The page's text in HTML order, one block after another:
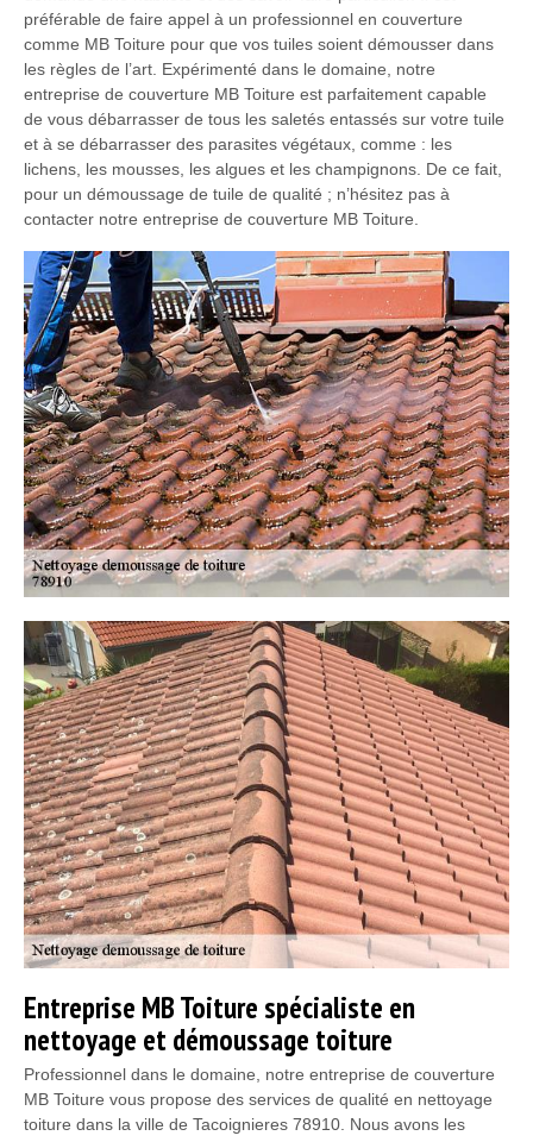
préférable de faire appel à un professionnel en couverture
comme MB Toiture pour que vos tuiles soient démousser dans
les règles de l’art. Expérimenté dans le domaine, notre
entreprise de couverture MB Toiture est parfaitement capable
de vous débarrasser de tous les saletés entassés sur votre tuile
et à se débarrasser des parasites végétaux, comme : les
lichens, les mousses, les algues et les champignons. De ce fait,
pour un démoussage de tuile de qualité ; n’hésitez pas à
contacter notre entreprise de couverture MB Toiture.
Entreprise MB Toiture spécialiste en
nettoyage et démoussage toiture
Professionnel dans le domaine, notre entreprise de couverture
MB Toiture vous propose des services de qualité en nettoyage
toiture dans la ville de Tacoignieres 78910. Nous avons les